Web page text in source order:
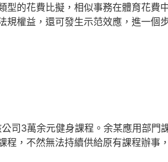
的花費比擬，相似事務在體育花費
權益，還可發生示范效應，進一個
司3萬余元健身課程。余某應用部
，不然無法持續供給原有課程辦事